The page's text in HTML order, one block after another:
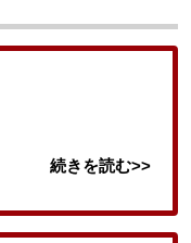
続きを読む>>